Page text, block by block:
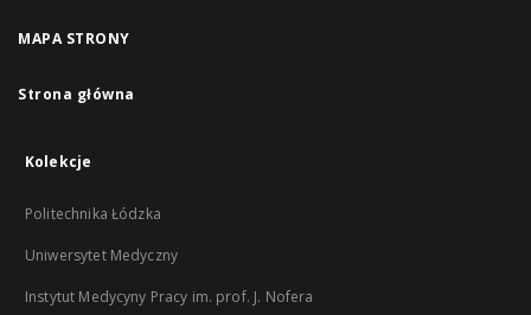
MAPA STRONY
Strona główna
Kolekcje
Politechnika Łódzka
Uniwersytet Medyczny
Instytut Medycyny Pracy im. prof. J. Nofera